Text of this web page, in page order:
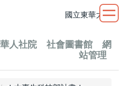
人社院 社會圖書館
網
站管理